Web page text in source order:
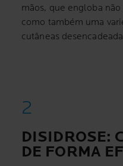
mãos, que engloba não
como também uma
cutâneas
DISIDROSE:
DE FORMA